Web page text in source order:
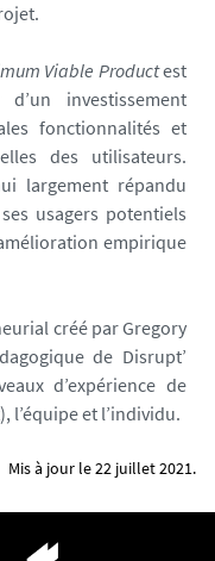
Viable Productest
investissement
fonctionnalités et
des utilisateurs.
largement répandu
usagers potentiels
empirique
créé par Gregory
de Disrupt’
d’expérience de
et l’individu.
Mis à jour le 22 juillet 2021.